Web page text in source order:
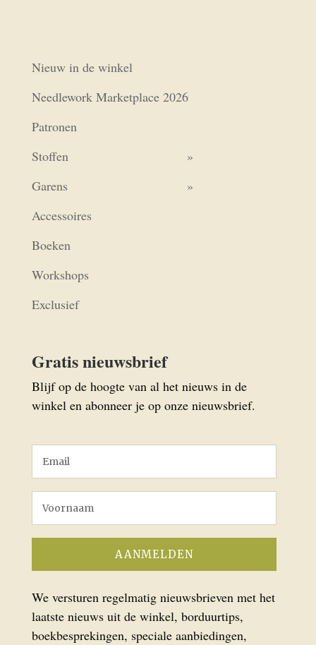
Nieuw in de winkel
Needlework Marketplace 2026
Patronen
Stoffen
Garens
Accessoires
Boeken
Workshops
Exclusief
Gratis nieuwsbrief
Blijf op de hoogte van al het nieuws in de
winkel en abonneer je op onze nieuwsbrief.
We versturen regelmatig nieuwsbrieven met het
laatste nieuws uit de winkel, borduurtips,
boekbesprekingen, speciale aanbiedingen,